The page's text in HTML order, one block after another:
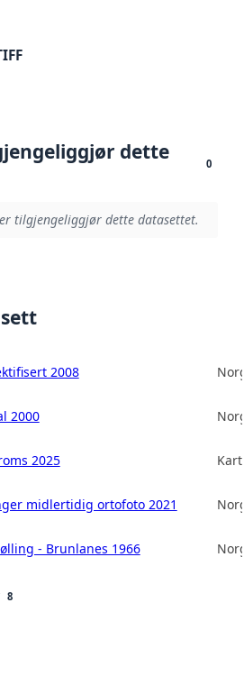
dette
0
tilgjengeliggjør dette datasettet.
2008
2000
2025
midlertidig ortofoto 2021
- Brunlanes 1966
8